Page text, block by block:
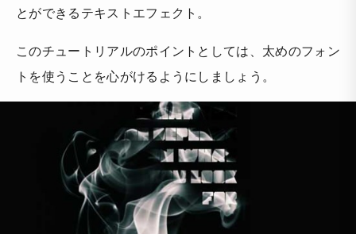
とができるテキストエフェクト。
このチュートリアルのポイントとしては、太めのフォン
トを使うことを心がけるようにしましょう。